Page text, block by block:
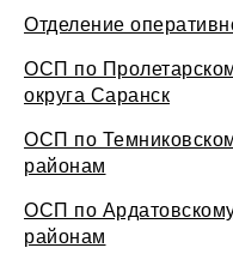
Отделение
ОСП по
округа Саранск
ОСП по
районам
ОСП по
районам